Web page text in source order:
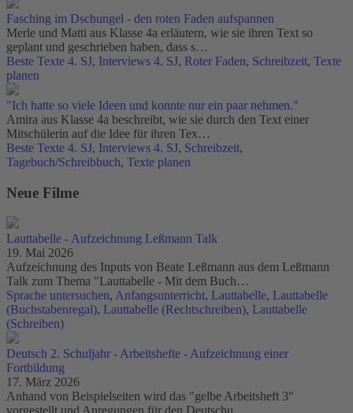
Fasching im Dschungel - den roten Faden aufspannen
Merle und Matti aus Klasse 4a erläutern, wie sie ihren Text so
geplant und geschrieben haben, dass s…
Beste Texte 4. SJ, Interviews 4. SJ, Roter Faden, Schreibzeit, Texte
planen
"Ich hatte so viele Ideen und konnte nur ein paar nehmen."
Amira aus Klasse 4a beschreibt, wie sie durch den Text einer
Mitschülerin auf die Idee für ihren Tex…
Beste Texte 4. SJ, Interviews 4. SJ, Schreibzeit,
Tagebuch/Schreibbuch, Texte planen
Neue Filme
Lauttabelle - Aufzeichnung Leßmann Talk
19. Mai 2026
Aufzeichnung des Inputs von Beate Leßmann aus dem Leßmann
Talk zum Thema "Lauttabelle - Mit dem Buch…
Sprache untersuchen, Anfangsunterricht, Lauttabelle, Lauttabelle
(Buchstabenregal), Lauttabelle (Rechtschreiben), Lauttabelle
(Schreiben)
Deutsch 2. Schuljahr - Arbeitshefte - Aufzeichnung einer
Fortbildung
17. März 2026
Anhand von Beispielseiten wird das "gelbe Arbeitsheft 3"